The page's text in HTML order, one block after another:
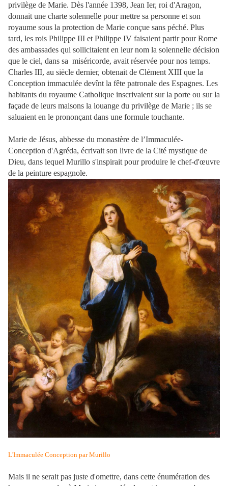
privilège de Marie. Dès l'année 1398, Jean Ier, roi d'Aragon,
donnait une charte solennelle pour mettre sa personne et son
royaume sous la protection de Marie conçue sans péché. Plus
tard, les rois Philippe III et Philippe IV faisaient partir pour Rome
des ambassades qui sollicitaient en leur nom la solennelle décision
que le ciel, dans sa miséricorde, avait réservée pour nos temps.
Charles III, au siècle dernier, obtenait de Clément XIII que la
Conception immaculée devînt la fête patronale des Espagnes. Les
habitants du royaume Catholique inscrivaient sur la porte ou sur la
façade de leurs maisons la louange du privilège de Marie ; ils se
saluaient en le prononçant dans une formule touchante.
Marie de Jésus, abbesse du monastère de l’Immaculée-
Conception d'Agréda, écrivait son livre de la Cité mystique de
Dieu, dans lequel Murillo s'inspirait pour produire le chef-d'œuvre
de la peinture espagnole.
L'Immaculée Conception par Murillo
Mais il ne serait pas juste d'omettre, dans cette énumération des